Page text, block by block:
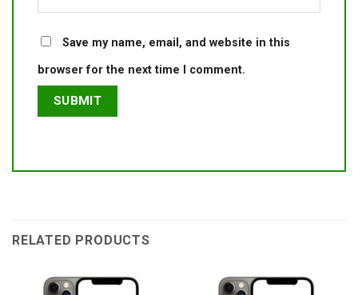
Save my name, email, and website in this
browser for the next time I comment.
RELATED PRODUCTS